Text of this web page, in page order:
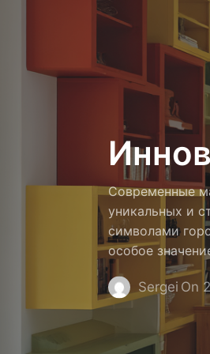
Современные
уникальных и
символами
особое
Sergei On